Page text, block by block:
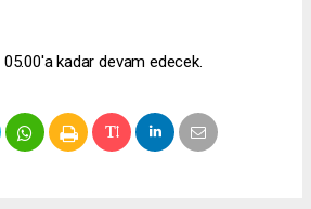
kadar devam edecek.